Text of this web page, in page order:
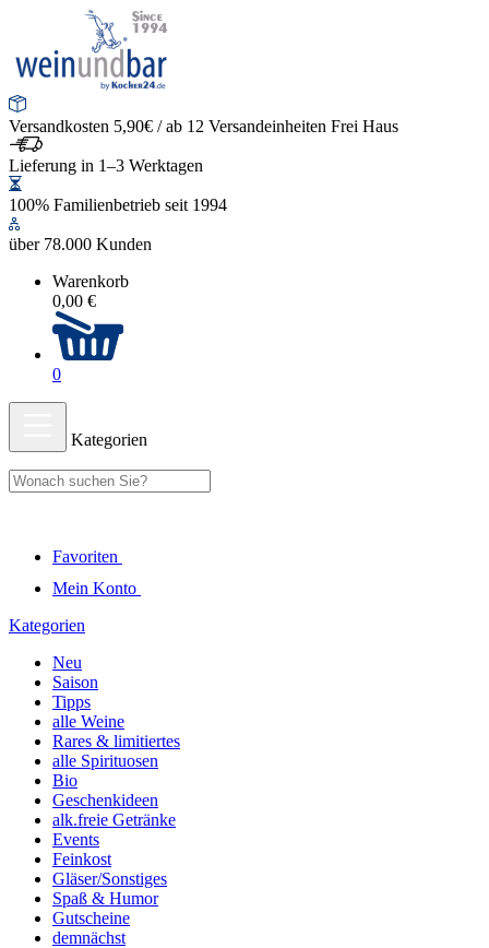
Versandkosten 5,90€ / ab 12 Versandeinheiten Frei Haus
Lieferung in 1–3 Werktagen
100% Familienbetrieb seit 1994
über 78.000 Kunden
Warenkorb
0,00 €
0
Kategorien
Favoriten
Mein Konto
Kategorien
Neu
Saison
Tipps
alle Weine
Rares & limitiertes
alle Spirituosen
Bio
Geschenkideen
alk.freie Getränke
Events
Feinkost
Gläser/Sonstiges
Spaß & Humor
Gutscheine
demnächst